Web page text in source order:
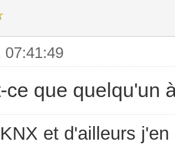
07:41:49
ce que quelqu'un
et d'ailleurs